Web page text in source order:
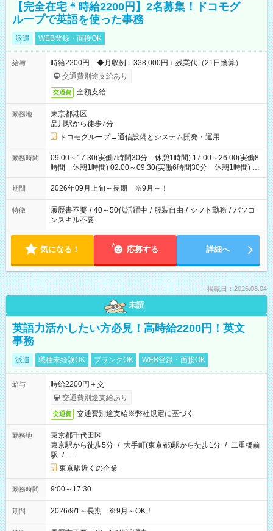
【完全在宅＊時給2200円】2名募集！ドコモグ
ループで英語を使った事務
派遣 WEB登録・面接OK
給与
時給2200円 ◆月収例：338,000円＋残業代（21日換算）
交通費別途支給あり
交通費 全額支給
勤務地
東京都港区
品川駅から徒歩7分
ドコモグループ→通信設備とシステム開発・運用
勤務時間
09:00～17:30(実働7時間30分 休憩1時間) 17:00～26:00(実働8
時間 休憩1時間) 02:00～09:30(実働6時間30分 休憩1時間) ※
日勤は就業時間1/夜勤は就業時間2.3を連続で行って頂きます
期間 2026年09月上旬～長期 ※9月～！
特徴 履歴書不要 / 40～50代活躍中 / 服装自由 / シフト勤務 / パソコ
ンスキル不要
気になる！ 応募する 詳細へ
掲載日：2026.08.04
未読
英語力活かしたい方必見！高時給2200円！英文
事務
派遣 職種未経験OK ブランクOK WEB登録・面接OK
給与
時給2200円＋交
交通費別途支給あり
交通費 交通費別途支給※弊社規定に基づく
勤務地
東京都千代田区
東京駅から徒歩5分 / 大手町(東京都)駅から徒歩1分 / 二重橋前
駅 / …
東京駅近くの企業
勤務時間 9:00～17:30
期間 2026/9/1～長期 ※9月～OK！